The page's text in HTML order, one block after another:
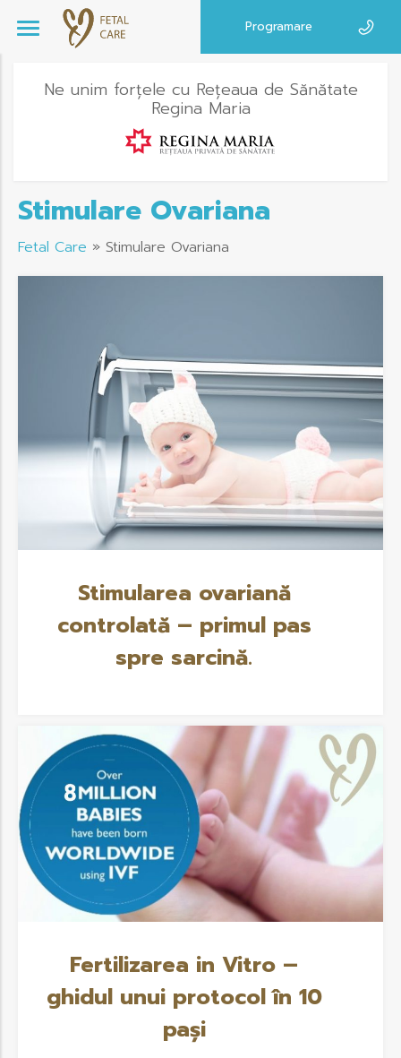
Programare
Ne unim forțele cu Rețeaua de Sănătate
Regina Maria
Stimulare Ovariana
Fetal Care » Stimulare Ovariana
Stimularea ovariană
controlată – primul pas
spre sarcină.
Fertilizarea in Vitro –
ghidul unui protocol în 10
pași